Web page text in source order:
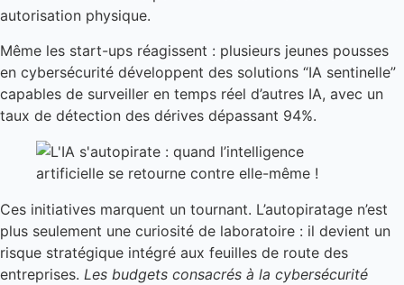
autorisation physique.
Même les start-ups réagissent : plusieurs jeunes pousses
en cybersécurité développent des solutions “IA sentinelle”
capables de surveiller en temps réel d’autres IA, avec un
taux de détection des dérives dépassant 94%.
Ces initiatives marquent un tournant. L’autopiratage n’est
plus seulement une curiosité de laboratoire : il devient un
risque stratégique intégré aux feuilles de route des
entreprises. Les budgets consacrés à la cybersécurité